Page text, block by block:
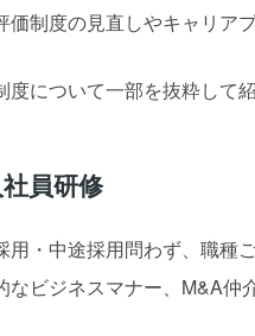
価制度の見直しやキャリア
度について一部を抜粋して紹
員研修
用・中途採用問わず、職種
なビジネスマナー、M&A仲